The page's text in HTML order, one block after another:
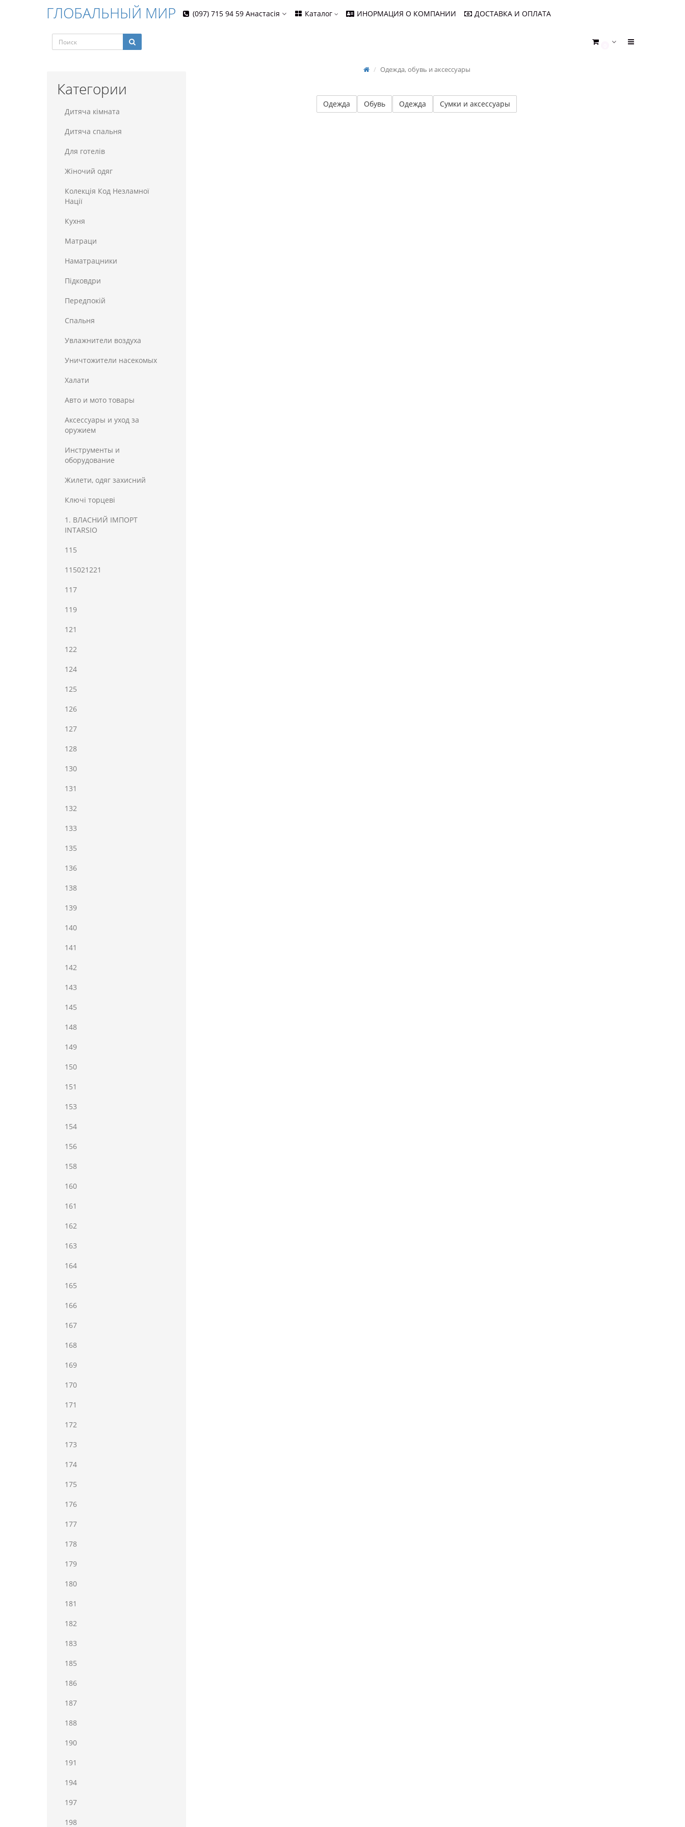
ГЛОБАЛЬНЫЙ МИР (097) 715 94 59 Анастасія Каталог ИНОРМАЦИЯ О КОМПАНИИ ДОСТАВКА И ОПЛАТА
Категории
Дитяча кімната
Дитяча спальня
Для готелiв
Жіночий одяг
Колекція Код Незламної
Нації
Кухня
Матраци
Наматрацники
Пiдковдри
Передпокій
Спальня
Увлажнители воздуха
Уничтожители насекомых
Халати
Авто и мото товары
Аксессуары и уход за
оружием
Инструменты и
оборудование
Жилети, одяг захисний
Ключі торцеві
1. ВЛАСНИЙ ІМПОРТ
INTARSIO
115
115021221
117
119
121
122
124
125
126
127
128
130
131
132
133
135
136
138
139
140
141
142
143
145
148
149
150
151
153
154
156
158
160
161
162
163
164
165
166
167
168
169
170
171
172
173
174
175
176
177
178
179
180
181
182
183
185
186
187
188
190
191
194
197
198
Одежда, обувь и аксессуары
Одежда Обувь Одежда Сумки и аксессуары